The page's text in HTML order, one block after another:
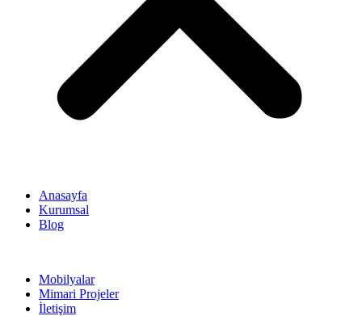
Anasayfa
Kurumsal
Blog
Mobilyalar
Mimari Projeler
İletişim